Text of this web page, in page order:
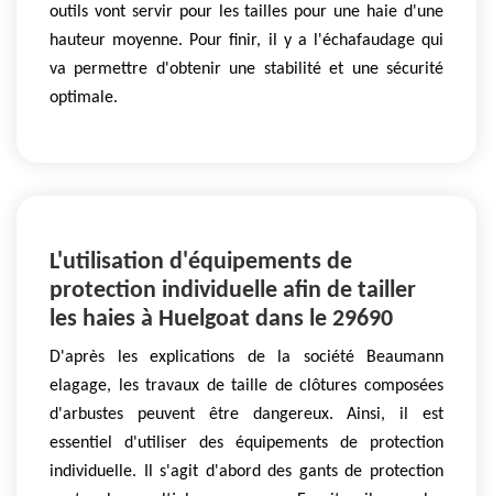
outils vont servir pour les tailles pour une haie d'une
hauteur moyenne. Pour finir, il y a l'échafaudage qui
va permettre d'obtenir une stabilité et une sécurité
optimale.
L'utilisation d'équipements de
protection individuelle afin de tailler
les haies à Huelgoat dans le 29690
D'après les explications de la société Beaumann
elagage, les travaux de taille de clôtures composées
d'arbustes peuvent être dangereux. Ainsi, il est
essentiel d'utiliser des équipements de protection
individuelle. Il s'agit d'abord des gants de protection